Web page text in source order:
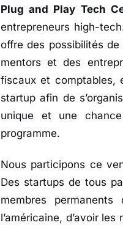
Plug and Play Tech
entrepreneurs high-
offre des possibilités
mentors et des
fiscaux et comptables,
startup afin de
unique et une
programme.
Nous participons ce
Des startups de tous
membres
l’américaine, d’avoir